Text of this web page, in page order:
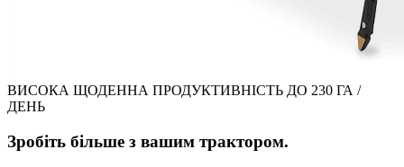
ВИСОКА ЩОДЕННА ПРОДУКТИВНІСТЬ ДО 230 ГА /
ДЕНЬ
Зробіть більше з вашим трактором.